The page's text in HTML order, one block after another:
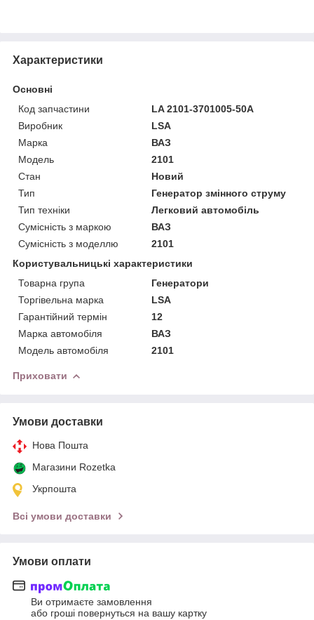
Характеристики
Основні
Код запчастини
LA 2101-3701005-50A
Виробник
LSA
Марка
ВАЗ
Модель
2101
Стан
Новий
Тип
Генератор змінного струму
Тип техніки
Легковий автомобіль
Сумісність з маркою
ВАЗ
Сумісність з моделлю
2101
Користувальницькі характеристики
Товарна група
Генератори
Торгівельна марка
LSA
Гарантійний термін
12
Марка автомобіля
ВАЗ
Модель автомобіля
2101
Приховати
Умови доставки
Нова Пошта
Магазини Rozetka
Укрпошта
Всі умови доставки
Умови оплати
Ви отримаєте замовлення
або гроші повернуться на вашу картку